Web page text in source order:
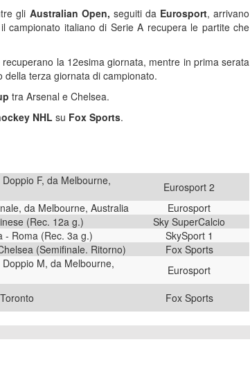
gli Australian Open, seguiti da Eurosport, arrivano
campionato italiano di Serie A recupera le partite che
recuperano la 12esima giornata, mentre in prima serata
della terza giornata di campionato.
tra Arsenal e Chelsea.
NHL su Fox Sports.
F, da Melbourne,
Eurosport 2
da Melbourne, Australia
Eurosport
(Rec. 12a g.)
Sky SuperCalcio
- Roma (Rec. 3a g.)
SkySport 1
(Semifinale. Ritorno)
Fox Sports
M, da Melbourne,
Eurosport
Fox Sports